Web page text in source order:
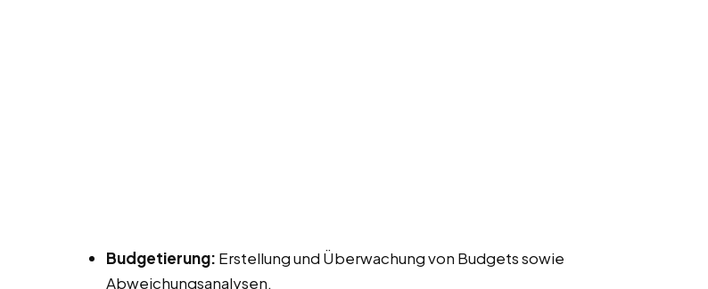
Budgetierung: Erstellung und Überwachung von Budgets sowie
Abweichungsanalysen.